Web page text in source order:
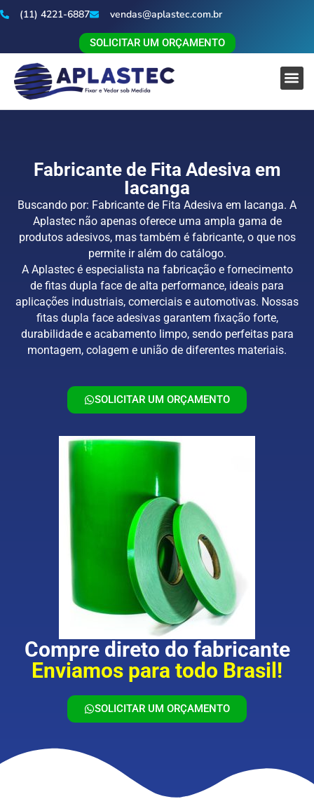
(11) 4221-6887 vendas@aplastec.com.br
SOLICITAR UM ORÇAMENTO
Fabricante de Fita Adesiva em
Iacanga
Buscando por: Fabricante de Fita Adesiva em Iacanga. A
Aplastec não apenas oferece uma ampla gama de
produtos adesivos, mas também é fabricante, o que nos
permite ir além do catálogo.
A Aplastec é especialista na fabricação e fornecimento
de fitas dupla face de alta performance, ideais para
aplicações industriais, comerciais e automotivas. Nossas
fitas dupla face adesivas garantem fixação forte,
durabilidade e acabamento limpo, sendo perfeitas para
montagem, colagem e união de diferentes materiais.
SOLICITAR UM ORÇAMENTO
Compre direto do fabricante
Enviamos para todo Brasil!
SOLICITAR UM ORÇAMENTO